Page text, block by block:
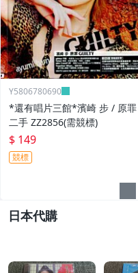
Y5806780690
*還有唱片三館*濱崎 步 / 原罪
二手 ZZ2856(需競標)
$ 149
競標
日本代購